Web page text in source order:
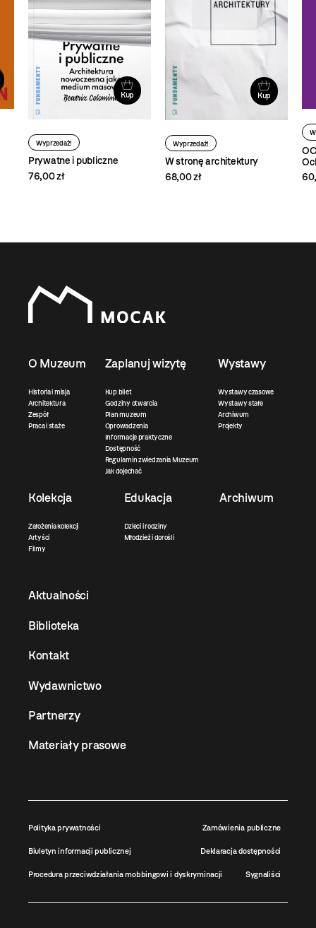
Kup
Wyprzedaż!
Prywatne i publiczne
76,00 zł
Kup
Wyprzedaż!
W stronę architektury
68,00 zł
O Muzeum
Historia i misja
Architektura
Zespół
Praca i staże
Zaplanuj wizytę
Kup bilet
Godziny otwarcia
Plan muzeum
Oprowadzenia
Informacje praktyczne
Dostępność
Regulamin zwiedzania Muzeum
Jak dojechać
Wystawy
Wystawy czasowe
Wystawy stałe
Archiwum
Projekty
Kolekcja
Założenia kolekcji
Artyści
Filmy
Edukacja
Dzieci i rodziny
Młodzież i dorośli
Archiwum
Aktualności
Biblioteka
Kontakt
Wydawnictwo
Partnerzy
Materiały prasowe
Polityka prywatności Zamówienia publiczne
Biuletyn informacji publicznej Deklaracja dostępności
Procedura przeciwdziałania mobbingowi i dyskryminacji Sygnaliści